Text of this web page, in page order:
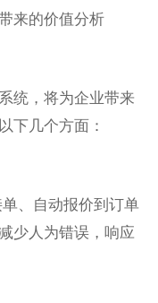
来的价值分析
统，将为企业带来
下几个方面：
、自动报价到订单
少人为错误，响应